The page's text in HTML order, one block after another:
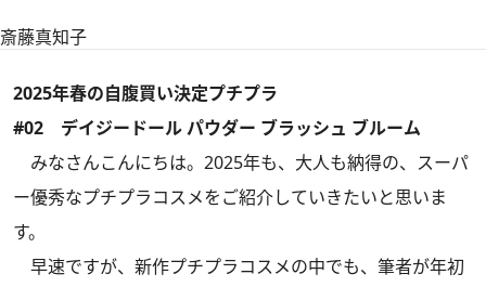
斎藤真知子
2025年春の自腹買い決定プチプラ
#02 デイジードール パウダー ブラッシュ ブルーム
みなさんこんにちは。2025年も、大人も納得の、スーパ
ー優秀なプチプラコスメをご紹介していきたいと思いま
す。
早速ですが、新作プチプラコスメの中でも、筆者が年初